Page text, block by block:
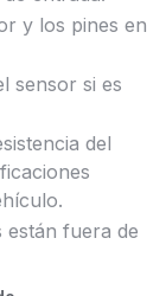
y los pines en
sensor si es
del
están fuera de